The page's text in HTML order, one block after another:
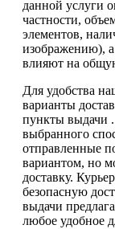
данной услуги
частности,
элементов,
изображению),
влияют на
Для удобства
варианты
пункты выдачи .
выбранного
отправленные
вариантом, но
доставку.
безопасную
выдачи
любое удобное